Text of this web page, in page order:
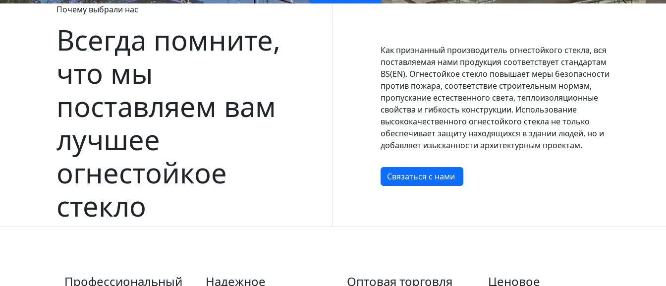
Почему выбрали нас
Всегда помните,
что мы
поставляем вам
лучшее
огнестойкое
стекло
Как признанный производитель огнестойкого стекла, вся
поставляемая нами продукция соответствует стандартам
BS(EN). Огнестойкое стекло повышает меры безопасности
против пожара, соответствие строительным нормам,
пропускание естественного света, теплоизоляционные
свойства и гибкость конструкции. Использование
высококачественного огнестойкого стекла не только
обеспечивает защиту находящихся в здании людей, но и
добавляет изысканности архитектурным проектам.
Связаться с нами
Профессиональный
Надежное
Оптовая торговля
Ценовое